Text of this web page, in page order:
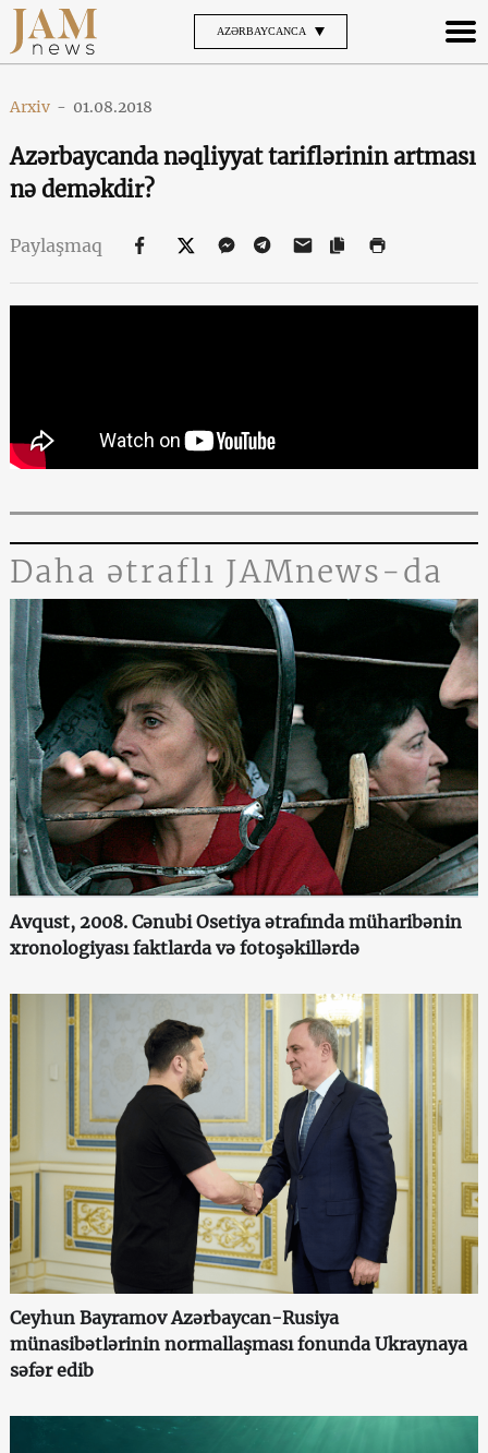
AZƏRBAYCANCA
Arxiv - 01.08.2018
Azərbaycanda nəqliyyat tariflərinin artması
nə deməkdir?
Paylaşmaq
Daha ətraflı JAMnews-da
Avqust, 2008. Cənubi Osetiya ətrafında müharibənin
xronologiyası faktlarda və fotoşəkillərdə
Ceyhun Bayramov Azərbaycan-Rusiya
münasibətlərinin normallaşması fonunda Ukraynaya
səfər edib